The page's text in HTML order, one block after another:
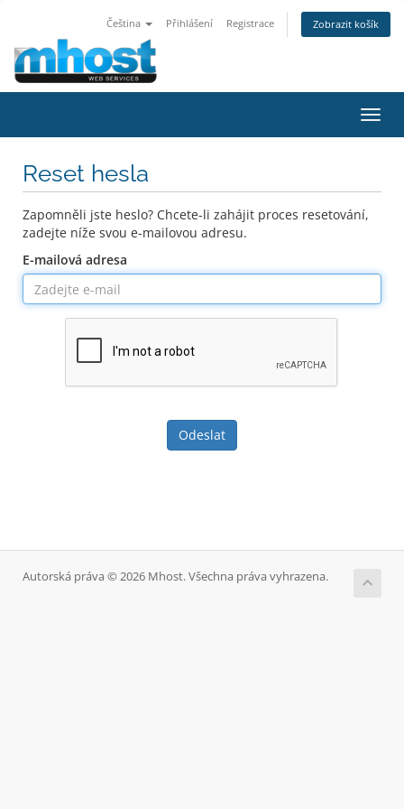
Čeština Přihlášení Registrace Zobrazit košík
Reset hesla
Zapomněli jste heslo? Chcete-li zahájit proces resetování,
zadejte níže svou e-mailovou adresu.
E-mailová adresa
Odeslat
Autorská práva © 2026 Mhost. Všechna práva vyhrazena.